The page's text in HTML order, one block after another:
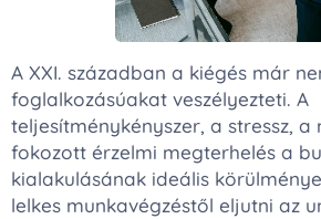
A XXI. században a kiégés már
foglalkozásúakat veszélyezteti. A
teljesítménykényszer, a stressz, a
fokozott érzelmi megterhelés a
kialakulásának ideális
lelkes munkavégzéstől eljutni az